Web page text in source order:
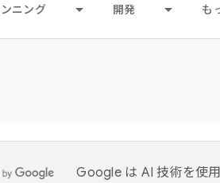
ニング 開発 も
Google は AI 技術を使